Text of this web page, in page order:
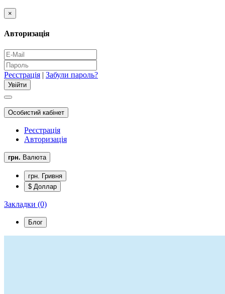
×
Авторизація
Реєстрація | Забули пароль?
Особистий кабінет
Реєстрація
Авторизація
грн. Валюта
грн. Гривня
$ Доллар
Закладки (0)
Блог